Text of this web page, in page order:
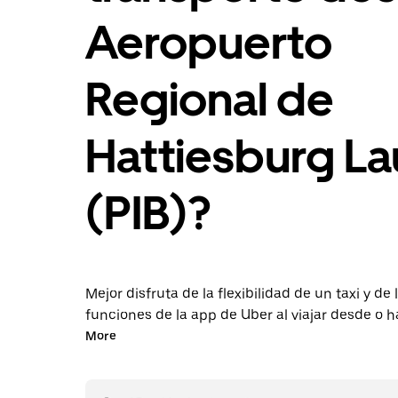
Aeropuerto
Regional de
Hattiesburg
(PIB)?
Mejor disfruta de la flexibilidad de un taxi y de
funciones de la app de Uber al viajar desde o
aeropuerto PIB. Solicita viajes de última hora a
reserva en la app o en línea las 24 horas y
More